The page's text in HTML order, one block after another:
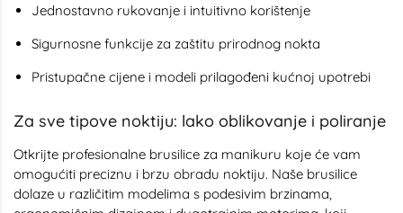
Jednostavno rukovanje i intuitivno korištenje
Sigurnosne funkcije za zaštitu prirodnog nokta
Pristupačne cijene i modeli prilagođeni kućnoj upotrebi
Za sve tipove noktiju: lako oblikovanje i poliranje
Otkrijte profesionalne brusilice za manikuru koje će vam
omogućiti preciznu i brzu obradu noktiju. Naše brusilice
dolaze u različitim modelima s podesivim brzinama,